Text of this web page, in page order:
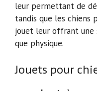
leur permettant de
tandis que les chiens
jouet leur offrant
que physique.
Jouets pour